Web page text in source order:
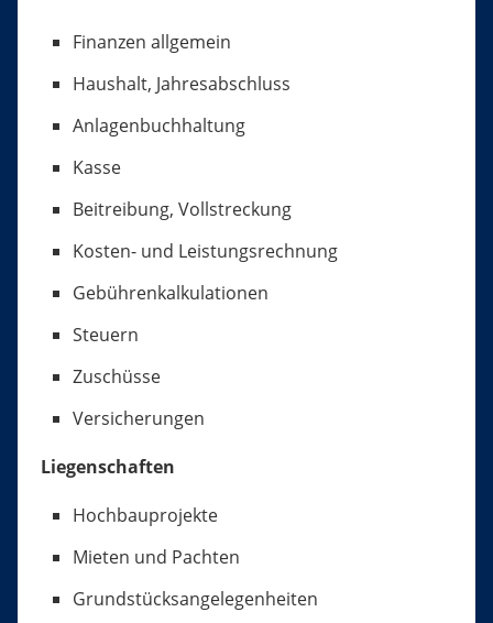
Finanzen allgemein
Haushalt, Jahresabschluss
Anlagenbuchhaltung
Kasse
Beitreibung, Vollstreckung
Kosten- und Leistungsrechnung
Gebührenkalkulationen
Steuern
Zuschüsse
Versicherungen
Liegenschaften
Hochbauprojekte
Mieten und Pachten
Grundstücksangelegenheiten